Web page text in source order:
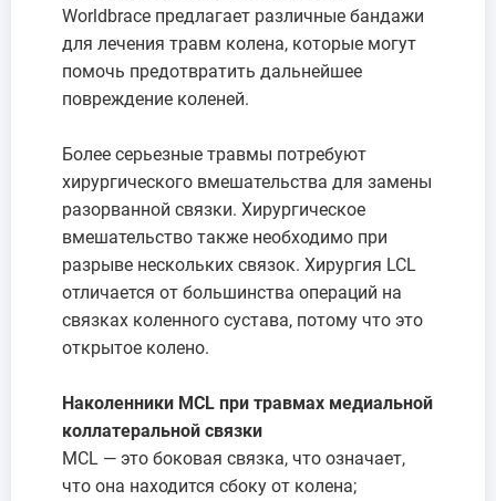
Worldbrace предлагает различные бандажи
для лечения травм колена, которые могут
помочь предотвратить дальнейшее
повреждение коленей.
Более серьезные травмы потребуют
хирургического вмешательства для замены
разорванной связки. Хирургическое
вмешательство также необходимо при
разрыве нескольких связок. Хирургия LCL
отличается от большинства операций на
связках коленного сустава, потому что это
открытое колено.
Наколенники MCL при травмах медиальной
коллатеральной связки
MCL — это боковая связка, что означает,
что она находится сбоку от колена;